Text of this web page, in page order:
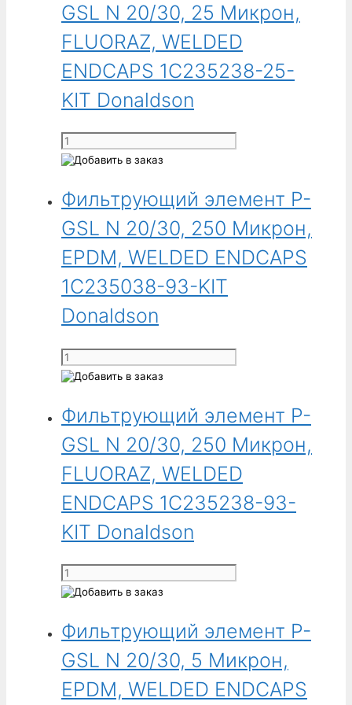
Donaldson
GSL
N
20/30,
25
Микрон,
EPDM,
WELDED
ENDCAPS
1C235038-
25-
KIT
Donaldson
GSL N 20/30, 25 Микрон,
FLUORAZ, WELDED
ENDCAPS 1C235238-25-
KIT Donaldson
Количество
товара
элемент
GSL
N
20/30,
25
Микрон,
FLUORAZ,
WELDED
ENDCAPS
1C235238-
25-
KIT
Donaldson
Фильтрующий элемент P-
GSL N 20/30, 250 Микрон,
EPDM, WELDED ENDCAPS
1C235038-93-KIT
Donaldson
Количество
товара
элемент
P-
GSL
N
20/30,
250
Микрон,
EPDM,
WELDED
ENDCAPS
1C235038-
93-
KIT
Donaldson
Фильтрующий элемент P-
GSL N 20/30, 250 Микрон,
FLUORAZ, WELDED
ENDCAPS 1C235238-93-
KIT Donaldson
Количество
товара
элемент
GSL
N
Фильтрующий элемент P-
GSL N 20/30, 5 Микрон,
EPDM, WELDED ENDCAPS